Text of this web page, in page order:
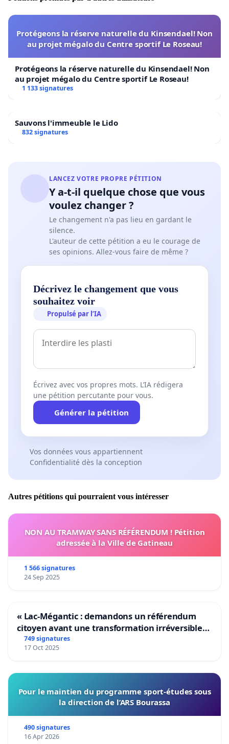
Protégeons la réserve naturelle du Kinsendael! Non
au projet mégalo du Centre sportif Le Roseau!
Protégeons la réserve naturelle du Kinsendael! Non
au projet mégalo du Centre sportif Le Roseau!
1 133 signatures
Sauvons l'immeuble le Lido
832 signatures
LANCEZ VOTRE PROPRE PÉTITION
Y a-t-il quelque chose que vous
voulez changer ?
Le changement n'a pas lieu en gardant le
silence.
L'auteur de cette pétition a eu le courage de
ses opinions. Allez-vous faire de même ?
Décrivez le changement que vous
souhaitez voir
Propulsé par l’IA
Écrivez avec vos propres mots. L’IA rédigera
une pétition percutante pour vous.
Générer la pétition
Vos données vous appartiennent
Confidentialité dès la conception
Autres pétitions qui pourraient vous intéresser
NON AU TRAMWAY SANS RÉFÉRENDUM ! Pétition
adressée à la Ville de Gatineau
1 566 signatures
24 Sep 2025
« Lac-Mégantic : demandons un référendum
citoyen avant une transformation irréversible
de notre territoire »
749 signatures
17 Oct 2025
Pour le maintien du programme sport-études sous
la direction de l’ARS Bourassa
490 signatures
16 Apr 2026